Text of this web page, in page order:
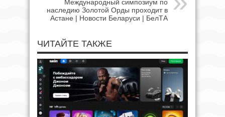
Международный симпозиум по
наследию Золотой Орды проходит в
Астане | Новости Беларуси | БелТА
ЧИТАЙТЕ ТАКЖЕ